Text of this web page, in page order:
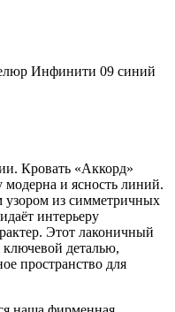
Кровать «Аккорд»
модерна и ясность линий.
узором из симметричных
интерьеру
Этот лаконичный
ключевой деталью,
пространство для